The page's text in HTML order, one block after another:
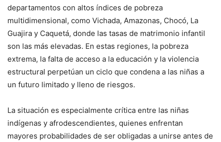
departamentos con altos índices de pobreza
multidimensional, como Vichada, Amazonas, Chocó, La
Guajira y Caquetá, donde las tasas de matrimonio infantil
son las más elevadas. En estas regiones, la pobreza
extrema, la falta de acceso a la educación y la violencia
estructural perpetúan un ciclo que condena a las niñas a
un futuro limitado y lleno de riesgos.
La situación es especialmente crítica entre las niñas
indígenas y afrodescendientes, quienes enfrentan
mayores probabilidades de ser obligadas a unirse antes de